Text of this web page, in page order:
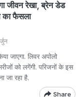
जीवन रेखा, ब्रेन डेड
का फैसला
जाएगा. लिवर अपोलो
को लगेंगी. परिजनों के इस
जा रहा है.
Share